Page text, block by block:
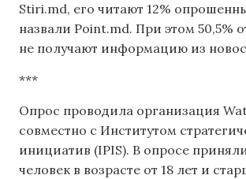
Stiri.md, его читают 12%
назвали Point.md. При этом 50,5%
не получают информацию из
***
Опрос проводила организация
совместно с Институтом
инициатив (IPIS). В опросе приняли
человек в возрасте от 18 лет и